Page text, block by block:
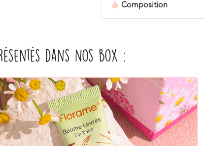
Composition
dans nos box :